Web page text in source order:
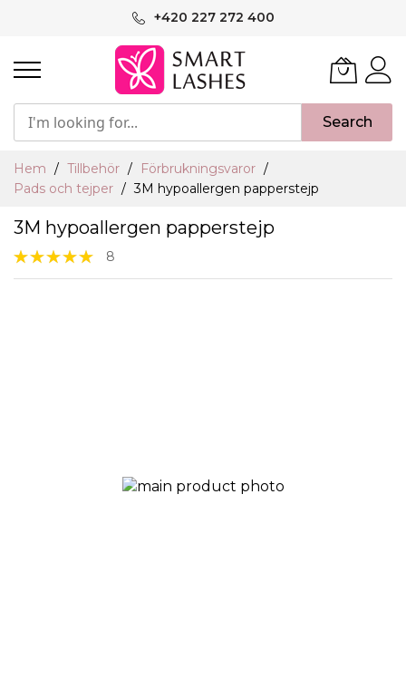
+420 227 272 400
Search
Hem Tillbehör
Förbrukningsvaror
Pads och tejper
3M hypoallergen papperstejp
3M hypoallergen papperstejp
Rating:
100%
8